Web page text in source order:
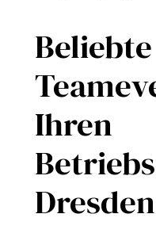
Beliebte
Ihren
Dresden